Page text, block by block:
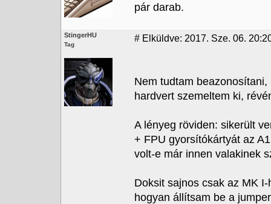
pár darab.
StingerHU
Tag
# Elküldve: 2017. Sze. 06.
Nem tudtam
hardvert szemeltem ki,
A lényeg röviden: sikerült
+ FPU gyorsítókártyát az
volt-e már innen valakinek
Doksit sajnos csak az MK
hogyan állítsam be a